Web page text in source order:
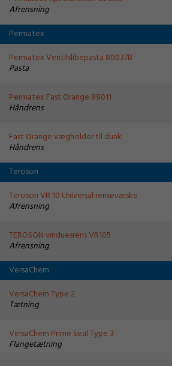
Afrensning
Permatex
Permatex Ventilslibepasta 80037B
Pasta
Permatex Fast Orange 89011
Håndrens
Fast Orange vægholder til dunk
Håndrens
Teroson
Teroson VR 10 Universal rensevæske
Afrensning
TEROSON vinduesrens VR105
Afrensning
VersaChem
VersaChem Type 2
Tætning
VersaChem Prime Seal Type 3
Flangetætning